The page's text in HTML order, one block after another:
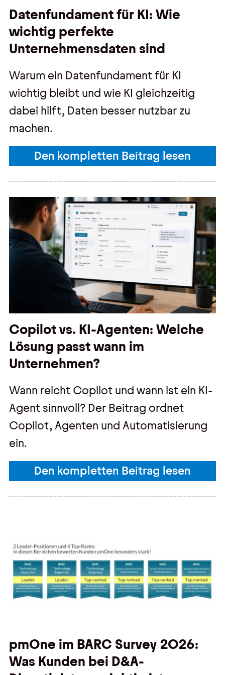
Datenfundament für KI: Wie
wichtig perfekte
Unternehmensdaten sind
Warum ein Datenfundament für KI
wichtig bleibt und wie KI gleichzeitig
dabei hilft, Daten besser nutzbar zu
machen.
Den kompletten Beitrag lesen
Copilot vs. KI-Agenten: Welche
Lösung passt wann im
Unternehmen?
Wann reicht Copilot und wann ist ein KI-
Agent sinnvoll? Der Beitrag ordnet
Copilot, Agenten und Automatisierung
ein.
Den kompletten Beitrag lesen
pmOne im BARC Survey 2026:
Was Kunden bei D&A-